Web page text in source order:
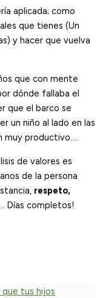
aplicada; como
que tienes (Un
y hacer que vuelva
que con mente
dónde fallaba el
que el barco se
un niño al lado en las
muy productivo….
de valores es
de la persona
respeto,
… Días completos!
que tus hijos